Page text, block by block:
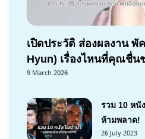
เปิดประวัติ ส่องผลงาน พั
Hyun) เรื่องไหนที่คุณชื่น
9 March 2026
รวม 10 หนั
ห้ามพลาด!
26 July 2023